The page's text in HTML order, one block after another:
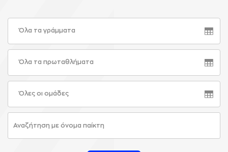
Όλα τα γράμματα
Όλα τα πρωταθλήματα
Όλες οι ομάδες